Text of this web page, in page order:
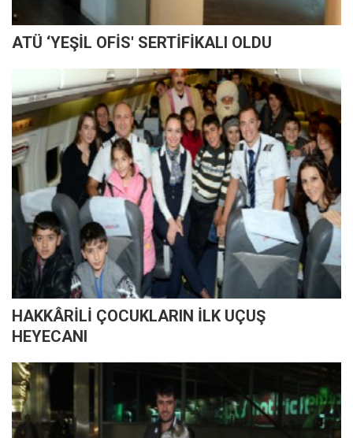
ATÜ ‘YEŞİL OFİS' SERTİFİKALI OLDU
HAKKÂRİLİ ÇOCUKLARIN İLK UÇUŞ
HEYECANI